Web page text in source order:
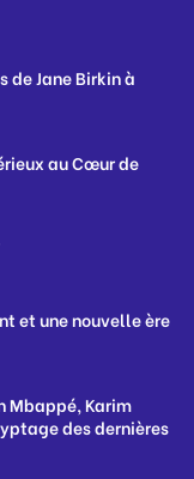
de Jane Birkin à
au Cœur de
et une nouvelle ère
Mbappé, Karim
des dernières